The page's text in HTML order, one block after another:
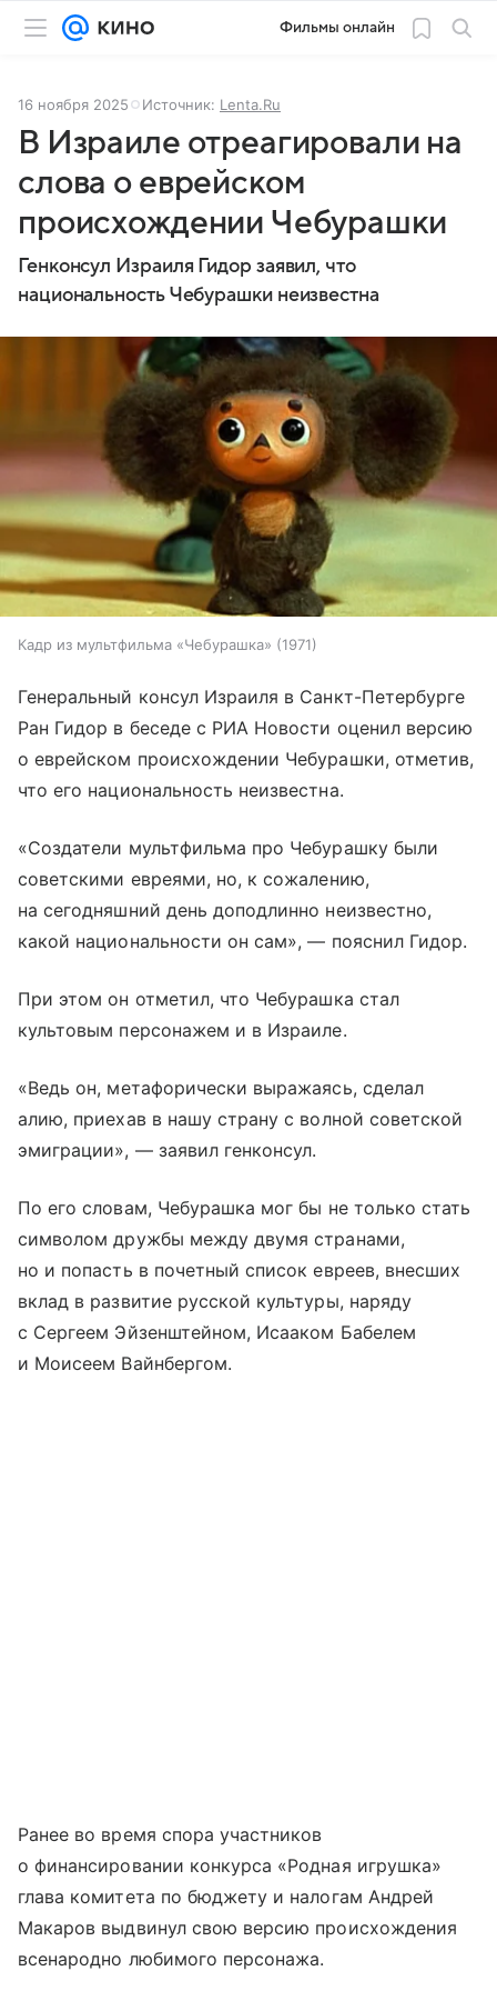
Фильмы онлайн
16 ноября 2025 Источник: Lenta.Ru
В Израиле отреагировали на
слова о еврейском
происхождении Чебурашки
Генконсул Израиля Гидор заявил, что
национальность Чебурашки неизвестна
Кадр из мультфильма «Чебурашка» (1971)
Генеральный консул Израиля в Санкт-Петербурге
Ран Гидор в беседе с РИА Новости оценил версию
о еврейском происхождении Чебурашки, отметив,
что его национальность неизвестна.
«Создатели мультфильма про Чебурашку были
советскими евреями, но, к сожалению,
на сегодняшний день доподлинно неизвестно,
какой национальности он сам», — пояснил Гидор.
При этом он отметил, что Чебурашка стал
культовым персонажем и в Израиле.
«Ведь он, метафорически выражаясь, сделал
алию, приехав в нашу страну с волной советской
эмиграции», — заявил генконсул.
По его словам, Чебурашка мог бы не только стать
символом дружбы между двумя странами,
но и попасть в почетный список евреев, внесших
вклад в развитие русской культуры, наряду
с Сергеем Эйзенштейном, Исааком Бабелем
и Моисеем Вайнбергом.
Ранее во время спора участников
о финансировании конкурса «Родная игрушка»
глава комитета по бюджету и налогам Андрей
Макаров выдвинул свою версию происхождения
всенародно любимого персонажа.